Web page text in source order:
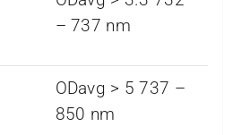
– 737 nm
ODavg > 5 737 –
850 nm